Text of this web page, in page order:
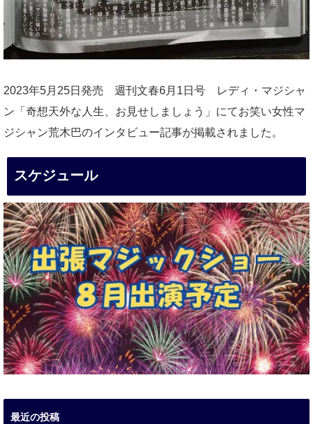
2023年5月25日発売 週刊文春6月1日号 レディ・マジシャ
ン「奇想天外な人生、お見せしましょう」にてお笑い女性マ
ジシャン荒木巴のインタビュー記事が掲載されました。
スケジュール
最近の投稿